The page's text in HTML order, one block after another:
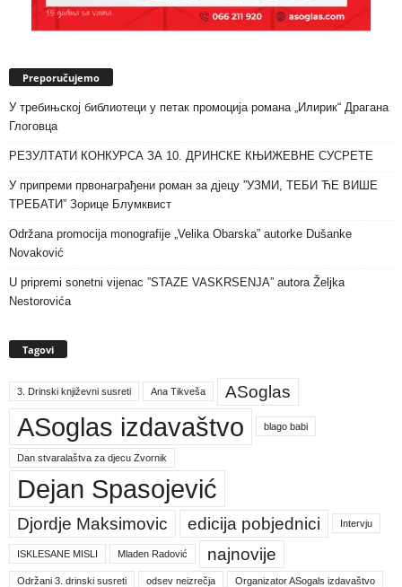
Preporučujemo
У требињској библиотеци у петак промоција романа „Илирик“ Драгана
Глоговца
РЕЗУЛТАТИ КОНКУРСА ЗА 10. ДРИНСКЕ КЊИЖЕВНЕ СУСРЕТЕ
У припреми првонаграђени роман за дјецу ”УЗМИ, ТЕБИ ЋЕ ВИШЕ
ТРЕБАТИ” Зорице Блумквист
Održana promocija monografije „Velika Obarska” autorke Dušanke
Novaković
U pripremi sonetni vijenac ”STAZE VASKRSENJA” autora Željka
Nestorovića
Tagovi
3. Drinski književni susreti Ana Tikveša ASoglas
ASoglas izdavaštvo blago babi
Dan stvaralaštva za djecu Zvornik
Dejan Spasojević
Djordje Maksimovic edicija pobjednici Intervju
ISKLESANE MISLI Mladen Radović najnovije
Održani 3. drinski susreti odsev neizrečja Organizator ASogals izdavaštvo